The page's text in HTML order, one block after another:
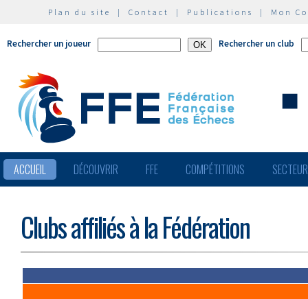
Plan du site | Contact | Publications | Mon
Rechercher un joueur Rechercher un club
ACCUEIL DÉCOUVRIR FFE COMPÉTITIONS
Clubs affiliés à la Fédération